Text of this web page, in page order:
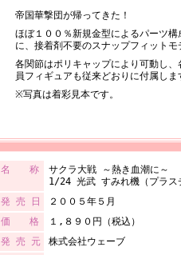
帝国華撃団が帰ってきた！
ほぼ１００％新規金型によるパーツ
に、接着剤不要のスナップフィット
各関節はポリキャップにより可動し
員フィギュアも従来どおりに付属しま
※写真は着彩見本です。
名 称
サクラ大戦 ～熱き血潮に～
1/24 光武 すみれ機（プラス
発 売 日
２００５年５月
価 格
１,８９０円（税込）
発 売 元
株式会社ウェーブ